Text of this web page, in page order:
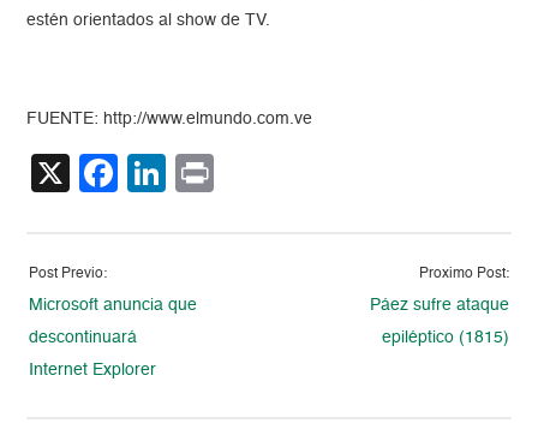
estén orientados al show de TV.
FUENTE: http://www.elmundo.com.ve
X Facebook
LinkedIn
Post Previo:
Microsoft anuncia que
descontinuará
Internet Explorer
Proximo Post:
Páez sufre ataque
epiléptico (1815)